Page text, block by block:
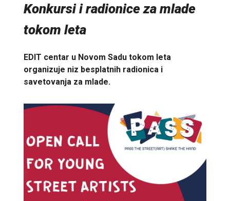
Konkursi i radionice za mlade
tokom leta
EDIT centar u Novom Sadu tokom leta
organizuje niz besplatnih radionica i
savetovanja za mlade.